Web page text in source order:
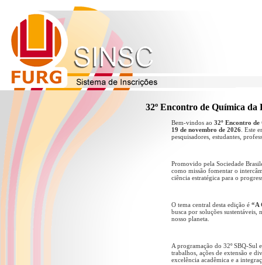
32º Encontro de Química da
Bem-vindos ao 32º Encontro de
19 de novembro de 2026 . Este
pesquisadores, estudantes,
Promovido pela Sociedade
como missão fomentar o
ciência estratégica para o
O tema central desta edição é “A
busca por soluções
nosso planeta.
A programação do 32º SBQ-Sul
trabalhos, ações de extensão e
excelência acadêmica e a